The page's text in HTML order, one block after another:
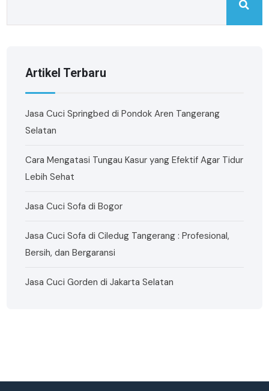
Artikel Terbaru
Jasa Cuci Springbed di Pondok Aren Tangerang
Selatan
Cara Mengatasi Tungau Kasur yang Efektif Agar Tidur
Lebih Sehat
Jasa Cuci Sofa di Bogor
Jasa Cuci Sofa di Ciledug Tangerang : Profesional,
Bersih, dan Bergaransi
Jasa Cuci Gorden di Jakarta Selatan